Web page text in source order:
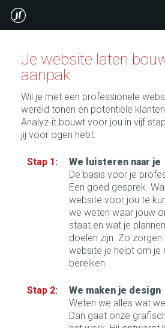
Je website laten
aanpak
Wil je met een professionele
wereld tonen en potentiële
Analyz-it bouwt voor jou in vijf
jij voor ogen hebt:
We luisteren naar je
De basis voor je
Een goed gesprek.
website voor jou te
we weten waar jouw
staat en wat je
doelen zijn. Zo
website je helpt om je
bereiken.
We maken je design
Weten we alles wat
Dan gaat onze